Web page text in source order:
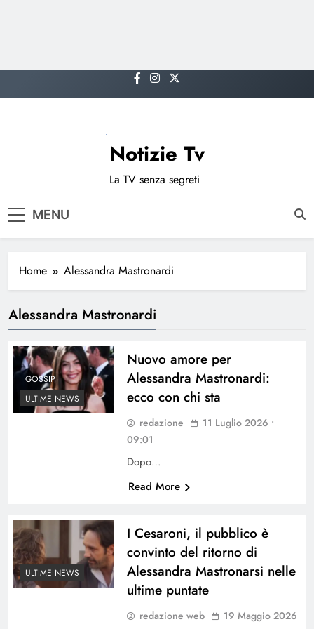
to
Notizie Tv
La TV senza segreti
MENU
Home Alessandra Mastronardi
Alessandra Mastronardi
GOSSIP
ULTIME NEWS
Nuovo amore per
Alessandra Mastronardi:
ecco con chi sta
redazione
11 Luglio 2026 •
09:01
Dopo…
Read More
ULTIME NEWS
I Cesaroni, il pubblico è
convinto del ritorno di
Alessandra Mastronarsi nelle
ultime puntate
redazione web
19 Maggio 2026